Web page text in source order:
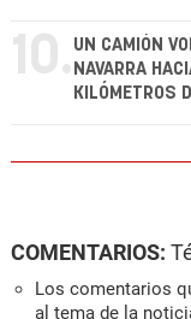
10. UN CAMIÓN
NAVARRA
KILÓMETROS
COMENTARIOS:
Los comentarios
al tema de la